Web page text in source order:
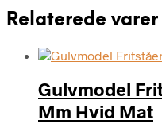
Relaterede varer
Gulvmodel
Mm Hvid Mat